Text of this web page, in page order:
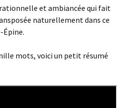
et ambiancée qui fait
naturellement dans ce
Épine.
mots, voici un petit résumé